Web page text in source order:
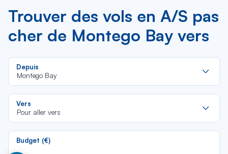
Trouver des vols en A/S pas
cher de Montego Bay vers
Depuis
Montego Bay
Vers
Pour aller vers
Budget (€)